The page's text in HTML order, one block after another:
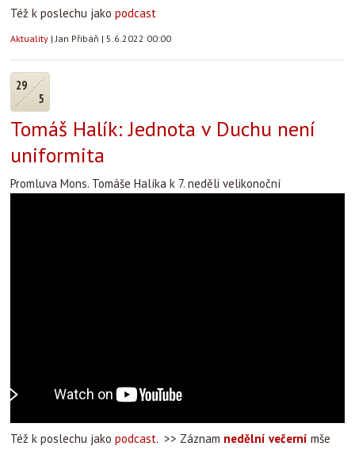
Též k poslechu jako podcast
Aktuality |Jan Přibáň | 5.6.2022 00:00
29
5
Tomáš Halík: Jednota v Duchu není
uniformita
Promluva Mons. Tomáše Halíka k 7. neděli velikonoční
Též k poslechu jako podcast. >> Záznam nedělní večerní mše